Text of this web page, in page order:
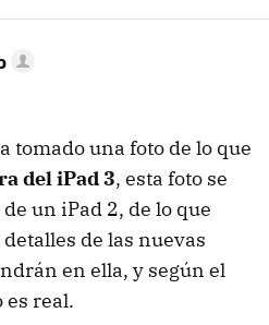
tomado una foto de lo que
del iPad 3, esta foto se
un iPad 2, de lo que
de las nuevas
en ella, y según el
es real.